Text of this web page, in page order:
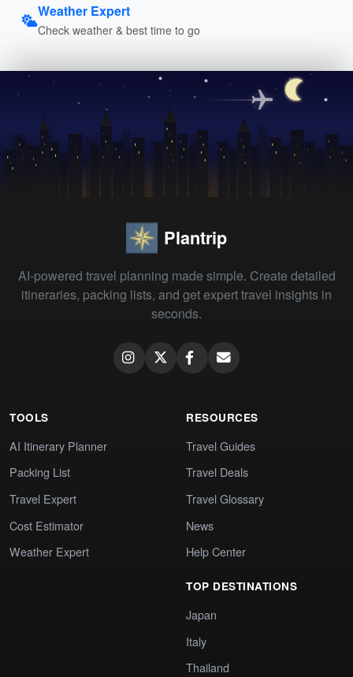
Weather Expert
Check weather & best time to go
Plantrip
AI-powered travel planning made simple. Create detailed
itineraries, packing lists, and get expert travel insights in
seconds.
TOOLS
AI Itinerary Planner
Packing List
Travel Expert
Cost Estimator
Weather Expert
RESOURCES
Travel Guides
Travel Deals
Travel Glossary
News
Help Center
TOP DESTINATIONS
Japan
Italy
Thailand